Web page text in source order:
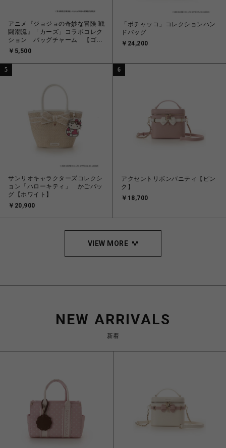
アニメ『ジョジョの奇妙な冒険 戦
闘潮流』「カーズ」コラボコレク
ション バッグチャーム 【ゴー
ルド】
￥5,500
「ポチャッコ」コレクションハン
ドバッグ
￥24,200
5
サンリオキャラクターズコレクシ
ョン「ハローキティ」 かごバッ
グ【ホワイト】
￥20,900
6
アクセントリボンバニティ【ピン
ク】
￥18,700
VIEW MORE
NEW ARRIVALS
新着